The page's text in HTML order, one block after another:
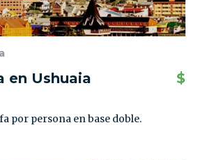
en Ushuaia $
por persona en base doble.